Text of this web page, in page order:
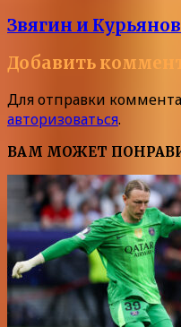
Звягин и
Добавить
Для отправки
авторизоваться.
ВАМ МОЖЕТ